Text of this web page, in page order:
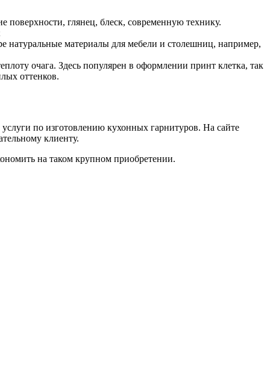
поверхности, глянец, блеск, современную технику.
натуральные материалы для мебели и столешниц, например,
очага. Здесь популярен в оформлении принт клетка, так
оттенков.
по изготовлению кухонных гарнитуров. На сайте
клиенту.
на таком крупном приобретении.